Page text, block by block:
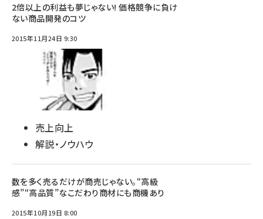
2倍以上の利益も夢じゃない! 価格競争に負け
ない商品開発のコツ
2015年11月24日 9:30
売上向上
解説・ノウハウ
数を多く売るだけが商売じゃない。“高級
感”“高品質”なこだわり商材にも商機あり
2015年10月19日 8:00